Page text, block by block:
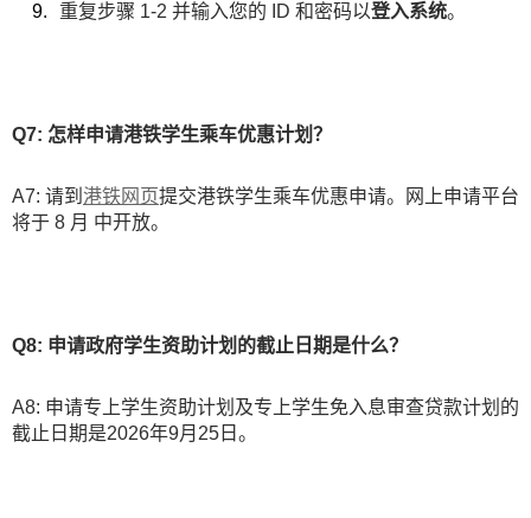
重复步骤 1-2 并输入您的 ID 和密码以登入系统。
Q7: 怎样申请港铁学生乘车优惠计划？
A7: 请到 港铁网页提交港铁学生乘车优惠申请。网上申请平台
将于 8 月 中开放。
Q8: 申请政府学生资助计划的截止日期是什么？
A8: 申请专上学生资助计划及专上学生免入息审查贷款计划的
截止日期是2026年9月25日。